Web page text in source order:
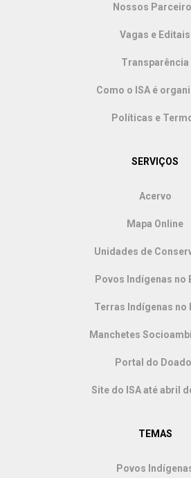
Nossos
Vagas e Editais
Transparência
Como o ISA é
Políticas e
SERVIÇOS
Acervo
Mapa Online
Unidades de
Povos Indígenas no
Terras Indígenas no
Manchetes
Portal do
Site do ISA até abril
TEMAS
Povos